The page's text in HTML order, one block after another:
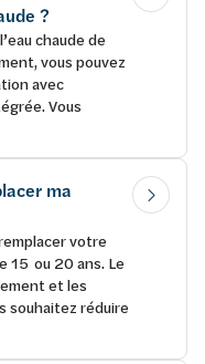
?
chaude de
vous pouvez
avec
Vous
ma
votre
15 ou 20 ans. Le
et les
souhaitez réduire